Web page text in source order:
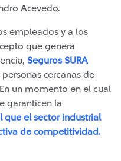
Acevedo.
empleados y a los
que genera
Seguros SURA
cercanas de
un momento en el cual
garanticen la
que el sector industrial
de competitividad.